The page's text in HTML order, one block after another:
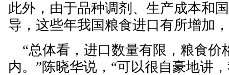
此外，由于品种调剂、生产成本和
导，这些年我国粮食进口有所增加
“总体看，进口数量有限，粮食价
内。”陈晓华说，“可以很自豪地讲